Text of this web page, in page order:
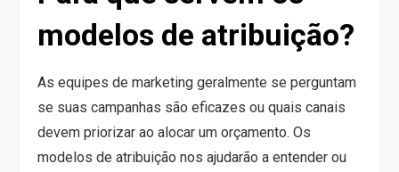
modelos de atribuição?
As equipes de marketing geralmente se perguntam
se suas campanhas são eficazes ou quais canais
devem priorizar ao alocar um orçamento. Os
modelos de atribuição nos ajudarão a entender ou